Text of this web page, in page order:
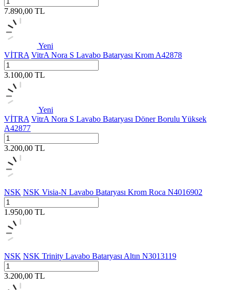
7.890,00 TL
Yeni
VİTRA VitrA Nora S Lavabo Bataryası Krom A42878
3.100,00 TL
Yeni
VİTRA VitrA Nora S Lavabo Bataryası Döner Borulu Yüksek
A42877
3.200,00 TL
NSK NSK Visia-N Lavabo Bataryası Krom Roca N4016902
1.950,00 TL
NSK NSK Trinity Lavabo Bataryası Altın N3013119
3.200,00 TL